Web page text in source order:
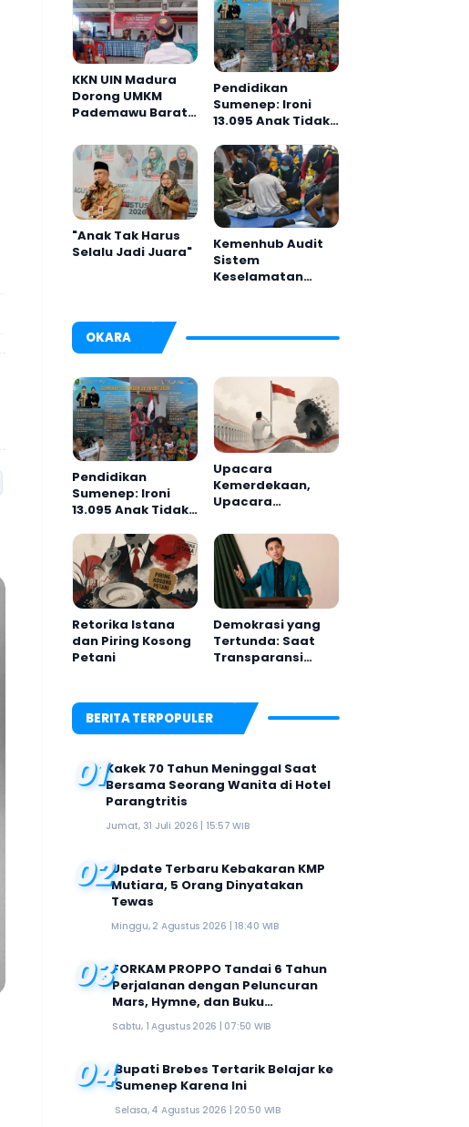
KKN UIN Madura
Dorong UMKM
Pademawu Barat
Pendidikan
Sumenep: Ironi
13.095 Anak Tidak
Menyaksikan
Semarak Festival
Kalender Event
2026
"Anak Tak Harus
Selalu Jadi Juara"
Kemenhub Audit
Sistem
Keselamatan
OKARA
Pendidikan
Sumenep: Ironi
13.095 Anak Tidak
Menyaksikan
Semarak Festival
Kalender Event
2026
Upacara
Kemerdekaan,
Upacara
Retorika Istana
dan Piring Kosong
Petani
Demokrasi yang
Tertunda: Saat
Transparansi
BERITA TERPOPULER
01Kakek 70 Tahun Meninggal Saat
Bersama Seorang Wanita di Hotel
Parangtritis
Jumat, 31 Juli 2026 | 15:57 WIB
02Update Terbaru Kebakaran KMP
Mutiara, 5 Orang Dinyatakan
Tewas
Minggu, 2 Agustus 2026 | 18:40 WIB
03FORKAM PROPPO Tandai 6 Tahun
Perjalanan dengan Peluncuran
Mars, Hymne, dan Buku
Sabtu, 1 Agustus 2026 | 07:50 WIB
04Bupati Brebes Tertarik Belajar ke
Sumenep Karena Ini
Selasa, 4 Agustus 2026 | 20:50 WIB